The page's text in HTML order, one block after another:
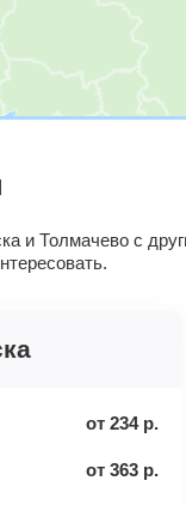
и Толмачево с
от 234 р.
от 363 р.